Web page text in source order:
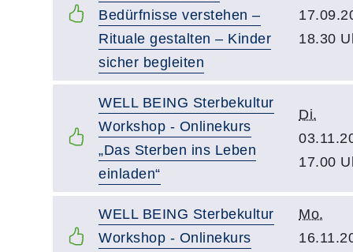
Bedürfnisse verstehen –
Rituale gestalten – Kinder
sicher begleiten
18.30
WELL BEING Sterbekultur
Workshop - Onlinekurs
„Das Sterben ins Leben
einladen“
Di.
17.00
WELL BEING Sterbekultur
Workshop - Onlinekurs
Mo.